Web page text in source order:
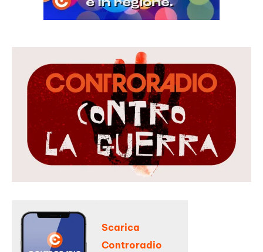
Scarica
Controradio